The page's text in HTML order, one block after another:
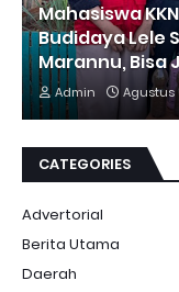
Mahasiswa
Budidaya Lele
Marannu, Bisa
Admin Agustus
CATEGORIES
Advertorial
Berita Utama
Daerah